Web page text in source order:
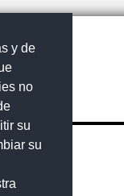
y de
no
su
su